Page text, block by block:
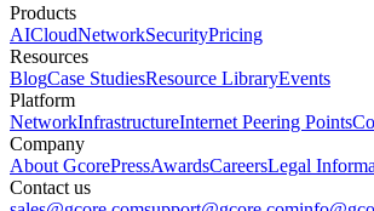
Products
AICloudNetworkSecurityPricing
Resources
BlogCase StudiesResource LibraryEvents
Platform
NetworkInfrastructureInternet Peering Points
Company
About GcorePressAwardsCareersLegal
Contact us